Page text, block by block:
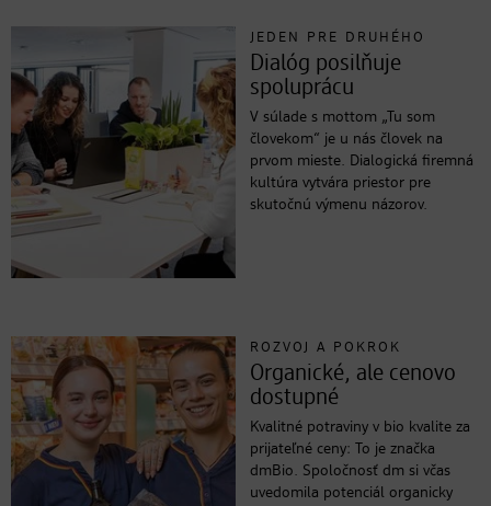
JEDEN PRE DRUHÉHO
Dialóg posilňuje
spoluprácu
V súlade s mottom „Tu som
človekom“ je u nás človek na
prvom mieste. Dialogická firemná
kultúra vytvára priestor pre
skutočnú výmenu názorov.
ROZVOJ A POKROK
Organické, ale cenovo
dostupné
Kvalitné potraviny v bio kvalite za
prijateľné ceny: To je značka
dmBio. Spoločnosť dm si včas
uvedomila potenciál organicky